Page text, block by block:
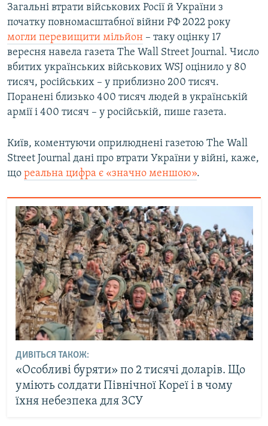
Загальні втрати військових Росії й України з
початку повномасштабної війни РФ 2022 року
могли перевищити мільйон – таку оцінку 17
вересня навела газета The Wall Street Journal. Число
вбитих українських військових WSJ оцінило у 80
тисяч, російських – у приблизно 200 тисяч.
Поранені близько 400 тисяч людей в українській
армії і 400 тисяч – у російській, пише газета.
Київ, коментуючи оприлюднені газетою The Wall
Street Journal дані про втрати України у війні, каже,
що реальна цифра є «значно меншою».
ДИВІТЬСЯ ТАКОЖ:
«Особливі буряти» по 2 тисячі доларів. Що
уміють солдати Північної Кореї і в чому
їхня небезпека для ЗСУ